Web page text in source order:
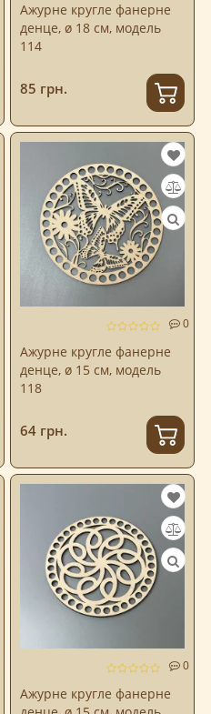
Ажурне кругле фанерне
денце, ø 18 см, модель
114
85 грн.
0
Ажурне кругле фанерне
денце, ø 15 см, модель
118
64 грн.
0
Ажурне кругле фанерне